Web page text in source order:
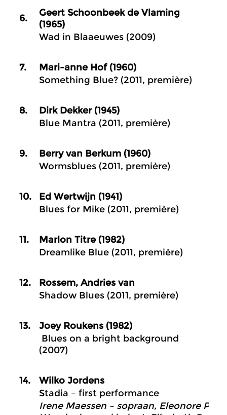
6.
Geert Schoonbeek de Vlaming
(1965)
Wad in Blaaeuwes (2009)
7.
Mari-anne Hof (1960)
Something Blue? (2011, première)
8.
Dirk Dekker (1945)
Blue Mantra (2011, première)
9.
Berry van Berkum (1960)
Wormsblues (2011, première)
10.
Ed Wertwijn (1941)
Blues for Mike (2011, première)
11.
Marlon Titre (1982)
Dreamlike Blue (2011, première)
12.
Rossem, Andries van
Shadow Blues (2011, première)
13.
Joey Roukens (1982)
Blues on a bright background
(2007)
14.
Wilko Jordens
Stadia – first performance
Irene Maessen – sopraan, Eleonore